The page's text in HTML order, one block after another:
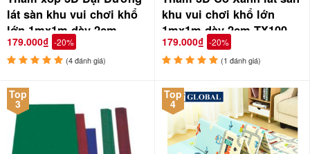
lát sàn khu vui chơi khổ
lớn 1mx1m dày 2cm
TX100-XB
179.000₫ -20%
(4 đánh giá)
khu vui chơi khổ lớn
1mx1m dày 2cm TX100-
XC
179.000₫ -20%
(1 đánh giá)
Top
3
Top
4